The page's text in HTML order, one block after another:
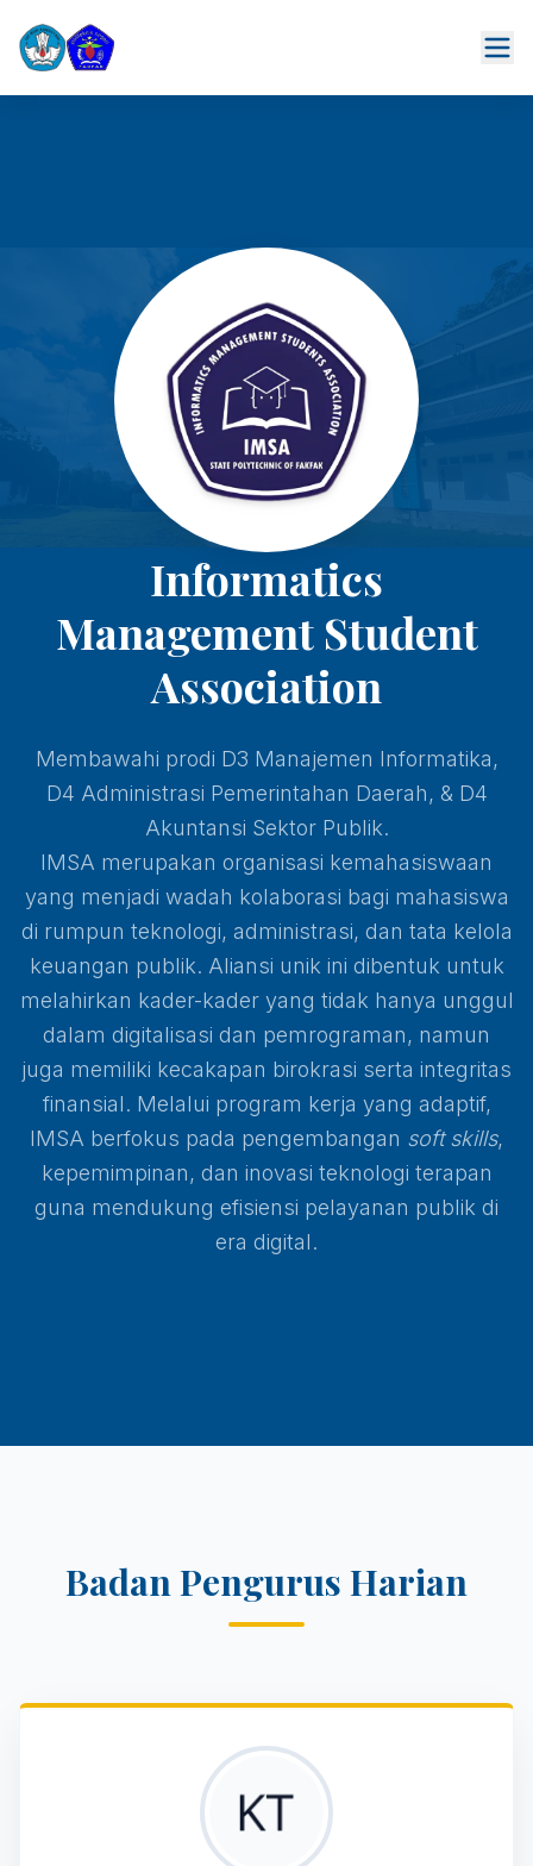
Informatics
Management Student
Association
Membawahi prodi D3 Manajemen Informatika,
D4 Administrasi Pemerintahan Daerah, & D4
Akuntansi Sektor Publik.
IMSA merupakan organisasi kemahasiswaan
yang menjadi wadah kolaborasi bagi mahasiswa
di rumpun teknologi, administrasi, dan tata kelola
keuangan publik. Aliansi unik ini dibentuk untuk
melahirkan kader-kader yang tidak hanya unggul
dalam digitalisasi dan pemrograman, namun
juga memiliki kecakapan birokrasi serta integritas
finansial. Melalui program kerja yang adaptif,
IMSA berfokus pada pengembangan soft skills,
kepemimpinan, dan inovasi teknologi terapan
guna mendukung efisiensi pelayanan publik di
era digital.
Badan Pengurus Harian